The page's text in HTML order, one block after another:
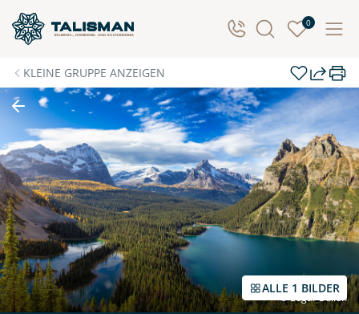
0
KLEINE GRUPPE ANZEIGEN
ALLE 1 BILDER
© Edgar Bullon